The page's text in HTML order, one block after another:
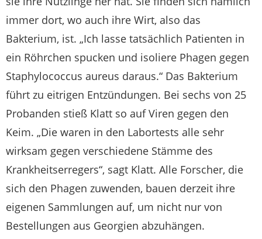
immer dort, wo auch ihre Wirt, also das
Bakterium, ist. „Ich lasse tatsächlich Patienten in
ein Röhrchen spucken und isoliere Phagen gegen
Staphylococcus aureus daraus.“ Das Bakterium
führt zu eitrigen Entzündungen. Bei sechs von 25
Probanden stieß Klatt so auf Viren gegen den
Keim. „Die waren in den Labortests alle sehr
wirksam gegen verschiedene Stämme des
Krankheitserregers“, sagt Klatt. Alle Forscher, die
sich den Phagen zuwenden, bauen derzeit ihre
eigenen Sammlungen auf, um nicht nur von
Bestellungen aus Georgien abzuhängen.